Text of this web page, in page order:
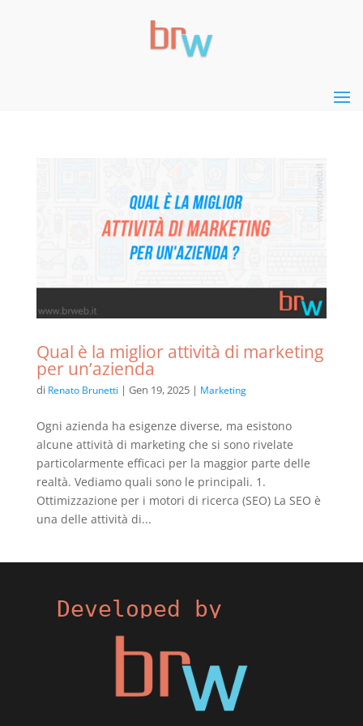
Qual è la miglior attività di marketing
per un’azienda
di Renato Brunetti | Gen 19, 2025| Marketing
Ogni azienda ha esigenze diverse, ma esistono
alcune attività di marketing che si sono rivelate
particolarmente efficaci per la maggior parte delle
realtà. Vediamo quali sono le principali. 1.
Ottimizzazione per i motori di ricerca (SEO) La SEO è
una delle attività di...
Developed by